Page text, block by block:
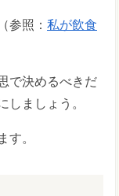
参照： 私が飲食
で決めるべきだ
しましょう。
す。